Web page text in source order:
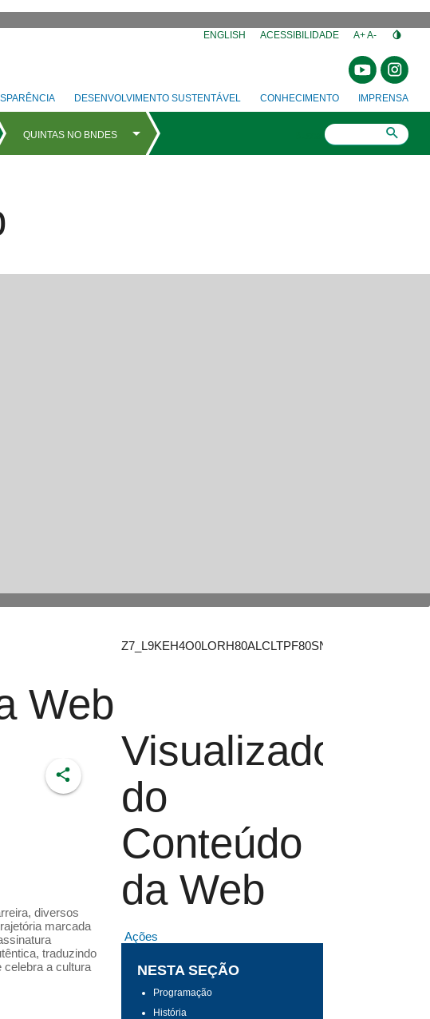
ENGLISH ACESSIBILIDADE A+A-
DESENVOLVIMENTO SUSTENTÁVEL CONHECIMENTO IMPRENSA
de tela
Web
diversos
marcada
traduzindo
celebra a cultura
Z7_L9KEH4O0LORH80ALCLTPF80SN6
Visualizador
do
Conteúdo
da Web
Ações
NESTA SEÇÃO
Programação
História